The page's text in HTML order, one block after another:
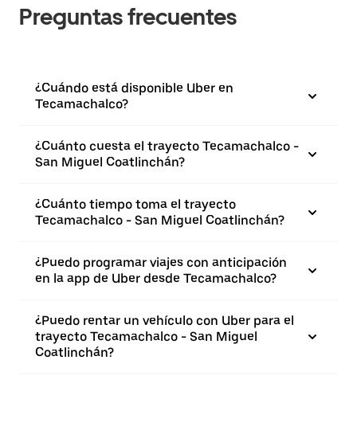
Preguntas frecuentes
¿Cuándo está disponible Uber en
Tecamachalco?
¿Cuánto cuesta el trayecto Tecamachalco -
San Miguel Coatlinchán?
¿Cuánto tiempo toma el trayecto
Tecamachalco - San Miguel Coatlinchán?
¿Puedo programar viajes con anticipación
en la app de Uber desde Tecamachalco?
¿Puedo rentar un vehículo con Uber para el
trayecto Tecamachalco - San Miguel
Coatlinchán?